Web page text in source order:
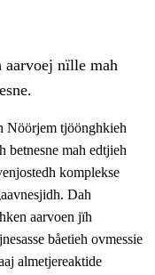
aarvoej nïlle mah
Nöörjem tjöönghkieh
betnesne mah edtjieh
komplekse
Dah
aarvoen jïh
båetieh ovmessie
almetjereaktide